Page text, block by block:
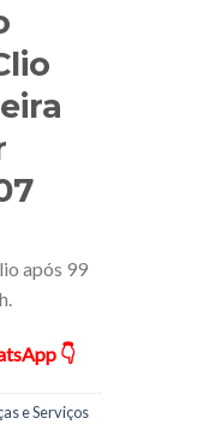
após 99
👇
e Serviços